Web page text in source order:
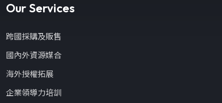
Our Services
跨國採購及販售
國內外資源媒合
海外授權拓展
企業領導力培訓